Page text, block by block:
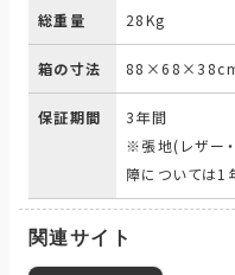
総重量 28Kg
箱の寸法
保証期間
3年間
※張地(レザー
障については1
関連サイト